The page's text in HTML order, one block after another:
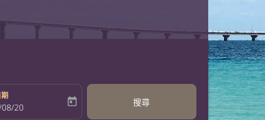
return-date-aria-label
20 today 搜尋